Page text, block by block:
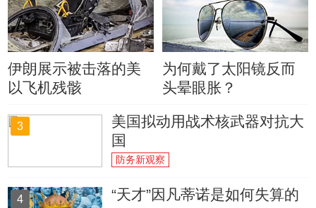
伊朗展示被击落的美
以飞机残骸
为何戴了太阳镜反而
头晕眼胀？
3
美国拟动用战术核武器对抗大
国
防务新观察
4 “天才”因凡蒂诺是如何失算的